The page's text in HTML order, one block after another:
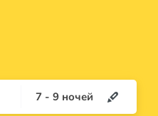
7 - 9 ночей